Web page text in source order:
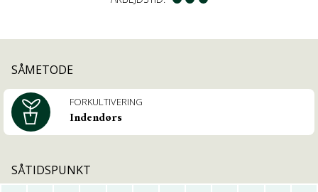
SÅMETODE
FORKULTIVERING
Indendørs
SÅTIDSPUNKT